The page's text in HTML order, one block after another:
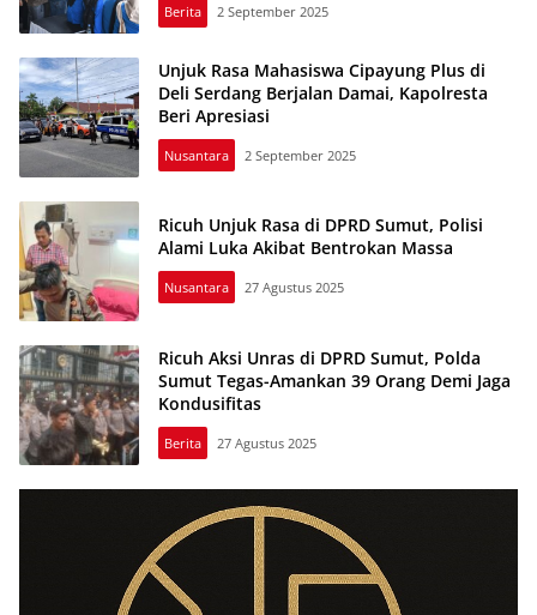
Berita 2 September 2025
Unjuk Rasa Mahasiswa Cipayung Plus di
Deli Serdang Berjalan Damai, Kapolresta
Beri Apresiasi
Nusantara 2 September 2025
Ricuh Unjuk Rasa di DPRD Sumut, Polisi
Alami Luka Akibat Bentrokan Massa
Nusantara 27 Agustus 2025
Ricuh Aksi Unras di DPRD Sumut, Polda
Sumut Tegas-Amankan 39 Orang Demi Jaga
Kondusifitas
Berita 27 Agustus 2025